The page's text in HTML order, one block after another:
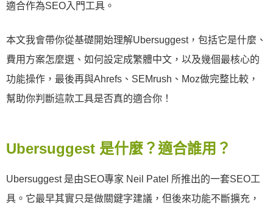
適合作為SEO入門工具。
本文我會帶你從基礎開始理解Ubersuggest，包括它是什麼、
費用方案怎麼選、如何設定成繁體中文，以及幾個最核心的
功能操作，最後再與Ahrefs、SEMrush、Moz做完整比較，
幫助你判斷這款工具是否真的適合你！
Ubersuggest 是什麼？適合誰用？
Ubersuggest 是由SEO專家 Neil Patel 所推出的一套SEO工
具。它最早其實只是做關鍵字建議，但後來功能不斷擴充，